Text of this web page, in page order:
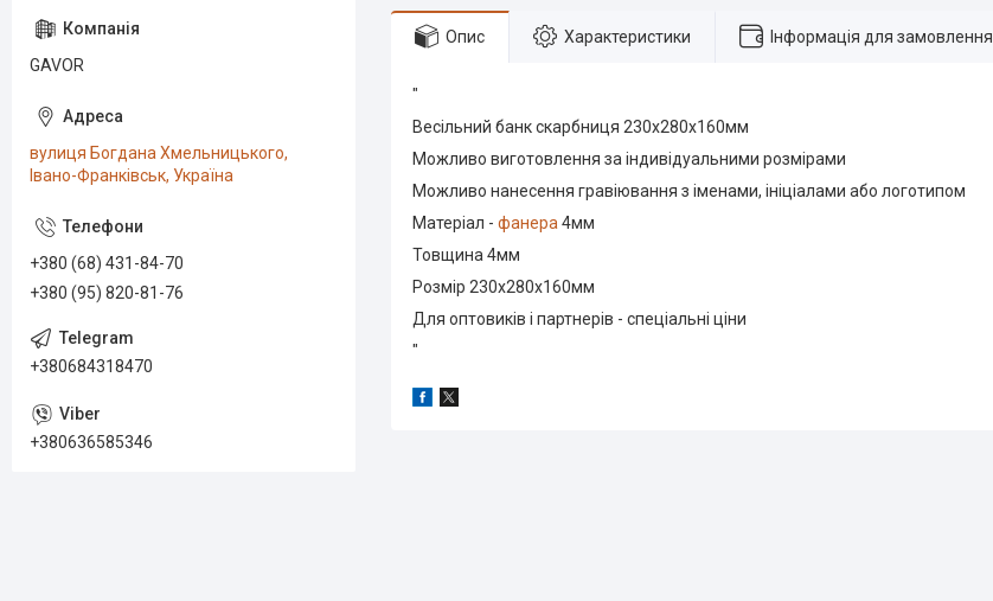
Опис Характеристики Інформація для замовлення
"
Весільний банк скарбниця 230х280х160мм
Можливо виготовлення за індивідуальними розмірами
Можливо нанесення гравіювання з іменами, ініціалами або логотипом
Матеріал - фанера4мм
Товщина 4мм
Розмір 230х280х160мм
Для оптовиків і партнерів - спеціальні ціни
"
GAVOR
вулиця Богдана Хмельницького,
Івано-Франківськ, Україна
+380 (68) 431-84-70
+380 (95) 820-81-76
+380684318470
+380636585346